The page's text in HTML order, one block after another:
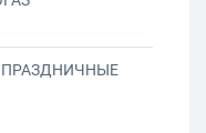
ПРАЗДНИЧНЫЕ